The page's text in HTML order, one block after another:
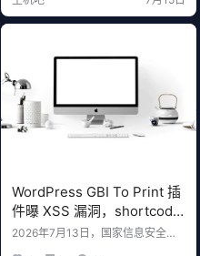
为 iOS、iPadOS、macOS 和 visio
上此前"网信中国"公布的 Apple 智
架已经基本…
WordPress GBI To Print 插
件曝 XSS 漏洞，shortcode
函数输出未转义
2026年7月13日，国家信息安全漏